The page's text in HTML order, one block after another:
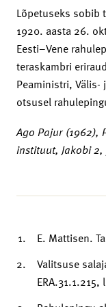
Lõpetuseks sobib
1920. aasta 26.
Eesti–Vene
teraskambri
Peaministri,
otsusel
Ago Pajur (1962),
instituut, Jakobi
E. Mattisen.
Valitsuse
ERA.31.1.215,